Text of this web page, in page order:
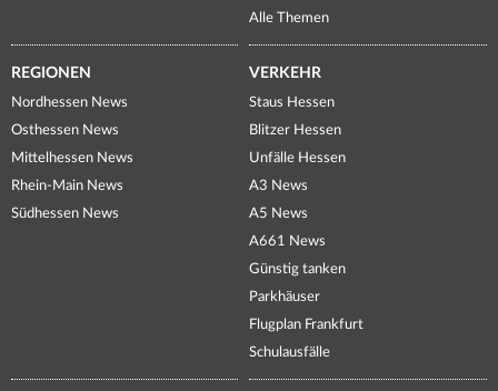
Alle Themen
REGIONEN
Nordhessen News
Osthessen News
Mittelhessen News
Rhein-Main News
Südhessen News
VERKEHR
Staus Hessen
Blitzer Hessen
Unfälle Hessen
A3 News
A5 News
A661 News
Günstig tanken
Parkhäuser
Flugplan Frankfurt
Schulausfälle